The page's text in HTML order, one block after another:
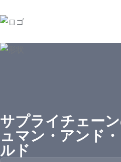
サプライチェー
ュマン・アンド
ルド